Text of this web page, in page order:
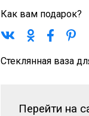
Как вам подарок?
Стеклянная ваза
Перейти на